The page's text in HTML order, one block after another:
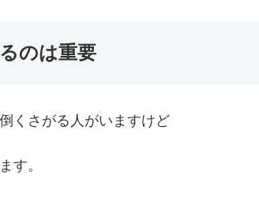
のは重要
くさがる人がいますけど
す。